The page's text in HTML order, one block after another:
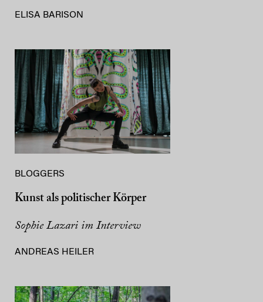
ELISA BARISON
BLOGGERS
Kunst als politischer Körper
Sophie Lazari im Interview
ANDREAS HEILER